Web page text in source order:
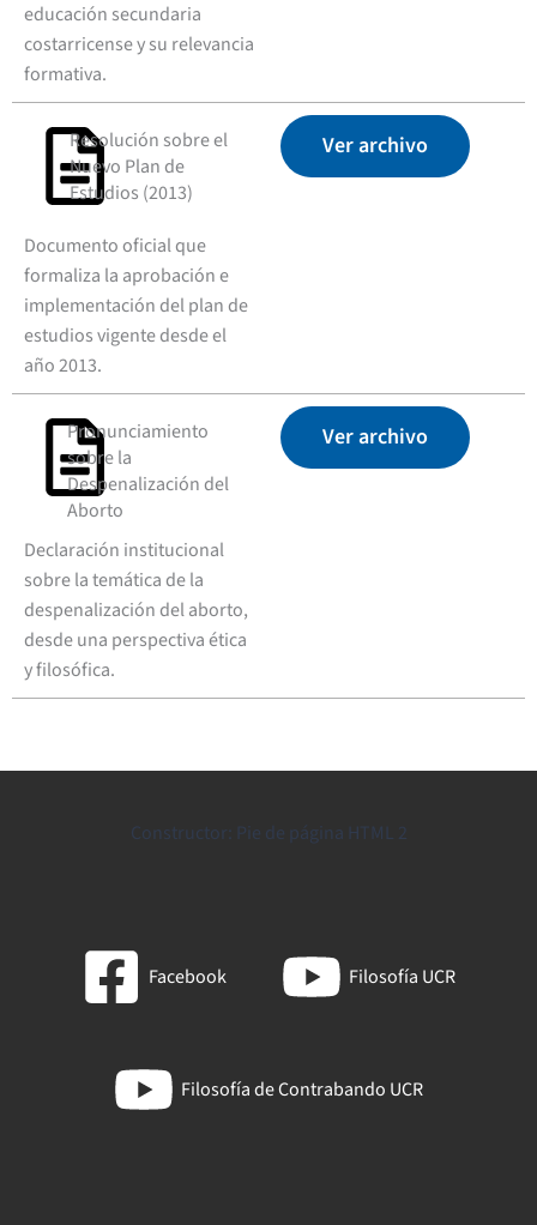
educación secundaria
costarricense y su relevancia
formativa.
Resolución sobre el
Nuevo Plan de
Estudios (2013)
Documento oficial que
formaliza la aprobación e
implementación del plan de
estudios vigente desde el
año 2013.
Ver archivo
Pronunciamiento
sobre la
Despenalización del
Aborto
Declaración institucional
sobre la temática de la
despenalización del aborto,
desde una perspectiva ética
y filosófica.
Ver archivo
Constructor: Pie de página HTML 2
Facebook Filosofía UCR
Filosofía de Contrabando UCR